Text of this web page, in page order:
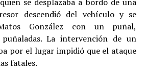
descendió del vehículo y se
González con un puñal,
puñaladas. La intervención de un
por el lugar impidió que el ataque
fatales.